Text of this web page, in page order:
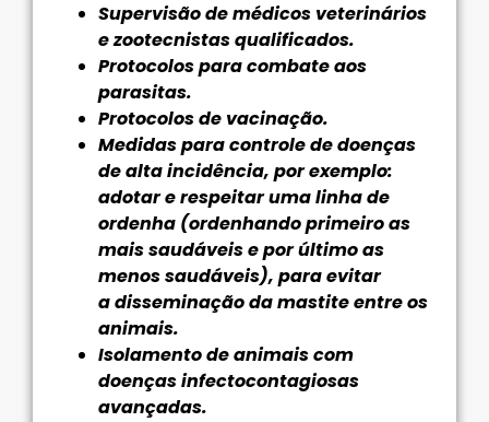
Supervisão de médicos veterinários
e zootecnistas qualificados.
Protocolos para combate aos
parasitas.
Protocolos de vacinação.
Medidas para controle de doenças
de alta incidência, por exemplo:
adotar e respeitar uma linha de
ordenha (ordenhando primeiro as
mais saudáveis e por último as
menos saudáveis), para evitar
a disseminação da mastite entre os
animais.
Isolamento de animais com
doenças infectocontagiosas
avançadas.